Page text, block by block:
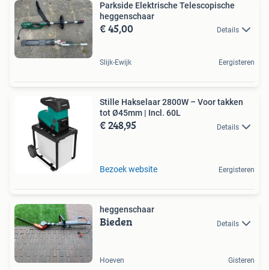
Parkside Elektrische Telescopische
heggenschaar
€ 45,00 Details
Slijk-Ewijk Eergisteren
Stille Hakselaar 2800W – Voor takken
tot Ø45mm | Incl. 60L
€ 248,95 Details
Bezoek website Eergisteren
heggenschaar
Bieden Details
Hoeven Gisteren